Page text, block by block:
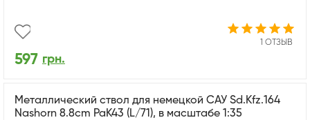
1 ОТЗЫВ
597 грн.
Металлический ствол для немецкой САУ Sd.Kfz.164
Nashorn 8.8cm PaK43 (L/71), в масштабе 1:35